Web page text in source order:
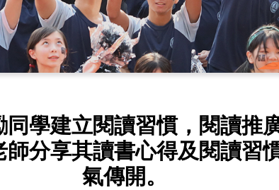
學建立閱讀習慣，閱讀推
分享其讀書心得及閱讀習
氣傳開。